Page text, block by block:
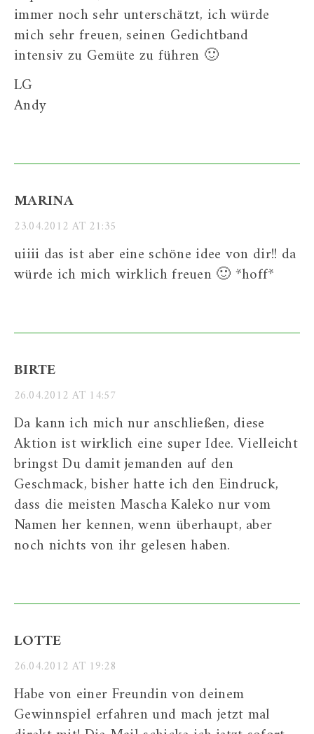
immer noch sehr unterschätzt, ich würde
mich sehr freuen, seinen Gedichtband
intensiv zu Gemüte zu führen 🙂
LG
Andy
MARINA
23.04.2012 AT 21:35
uiiii das ist aber eine schöne idee von dir!! da
würde ich mich wirklich freuen 🙂 *hoff*
BIRTE
26.04.2012 AT 14:57
Da kann ich mich nur anschließen, diese
Aktion ist wirklich eine super Idee. Vielleicht
bringst Du damit jemanden auf den
Geschmack, bisher hatte ich den Eindruck,
dass die meisten Mascha Kaleko nur vom
Namen her kennen, wenn überhaupt, aber
noch nichts von ihr gelesen haben.
LOTTE
26.04.2012 AT 19:28
Habe von einer Freundin von deinem
Gewinnspiel erfahren und mach jetzt mal